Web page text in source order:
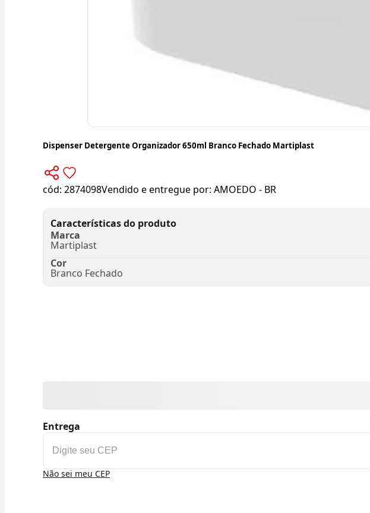
Dispenser Detergente Organizador 650ml Branco Fechado Martiplast
cód: 2874098Vendido e entregue por: AMOEDO - BR
Características do produto
Marca
Martiplast
Cor
Branco Fechado
Entrega
Não sei meu CEP